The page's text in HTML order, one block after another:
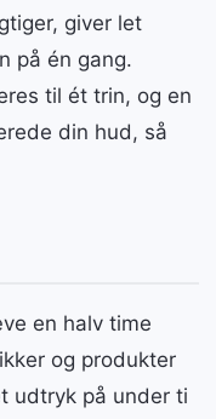
giver let
på én gang.
til ét trin, og en
din hud, så
en halv time
og produkter
udtryk på under ti